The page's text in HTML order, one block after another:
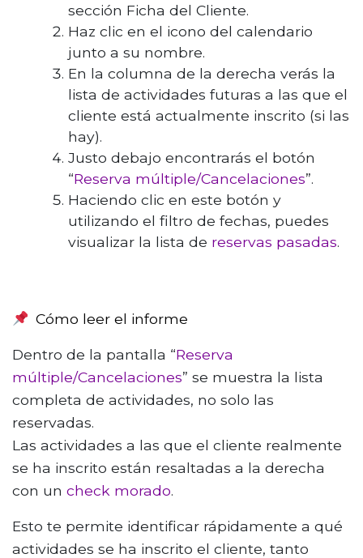
sección Ficha del Cliente.
Haz clic en el icono del calendario
junto a su nombre.
En la columna de la derecha verás la
lista de actividades futuras a las que el
cliente está actualmente inscrito (si las
hay).
Justo debajo encontrarás el botón
“Reserva múltiple/Cancelaciones”.
Haciendo clic en este botón y
utilizando el filtro de fechas, puedes
visualizar la lista de reservas pasadas.
Cómo leer el informe
Dentro de la pantalla “Reserva
múltiple/Cancelaciones” se muestra la lista
completa de actividades, no solo las
reservadas.
Las actividades a las que el cliente realmente
se ha inscrito están resaltadas a la derecha
con un check morado.
Esto te permite identificar rápidamente a qué
actividades se ha inscrito el cliente, tanto